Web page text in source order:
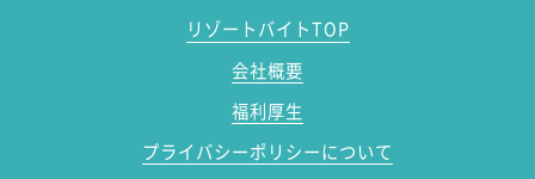
リゾートバイトTOP
会社概要
福利厚生
プライバシーポリシーについて